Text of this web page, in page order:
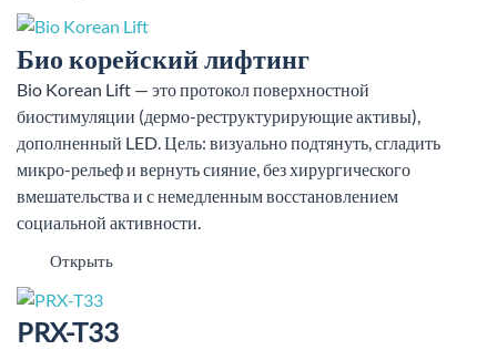
Био корейский лифтинг
Bio Korean Lift — это протокол поверхностной
биостимуляции (дермо-реструктурирующие активы),
дополненный LED. Цель: визуально подтянуть, сгладить
микро-рельеф и вернуть сияние, без хирургического
вмешательства и с немедленным восстановлением
социальной активности.
Открыть
PRX-T33